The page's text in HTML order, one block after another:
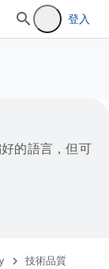
登入
的語言，但可
技術品質